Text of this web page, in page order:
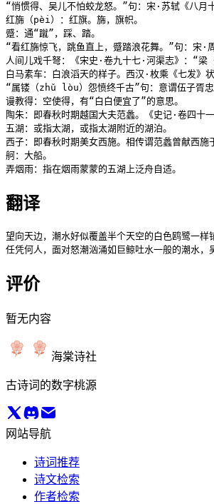
“悄惯得、吴儿不怕蛟龙怒。”句：宋·苏轼《八月
红旆（pèi）：红旗。旆，旗帜。
蹙：通“蹴”，踩、踏。
“看红旆惊飞，跳鱼直上，蹙踏浪花舞。”句：宋·
人间儿戏千弩：《宋史·卷九十七·河渠志》：“
白马素车：白浪滔天的样子。西汉·枚乘《七发》
“属镂（zhǔ lòu）怨愤终千古”句：意谓伍子胥忠
谩教得：空使得，有“白白便宜了”的意思。
陶朱：即春秋时期越国大夫范蠡。《史记·卷四十
五湖：或指太湖，或指太湖附近的湖泊。
西子：即春秋时期美女西施。相传谓范蠡曾献西
舸：大船。
弄烟雨：指在烟雨蒙蒙的五湖上泛舟自适。
翻译
望向天边，潮水好似覆盖半个天空的白色鸥鹭一
任凭何人，面对怒潮汹涌如巨鲸吐水一般的潮水
评价
暂无内容
海棠诗社
古诗词的数字桃源
网站导航
诗词推荐
诗文检索
作者检索